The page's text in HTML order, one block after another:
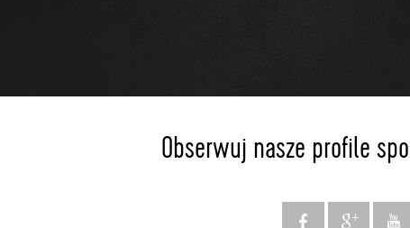
Obserwuj nasze profile